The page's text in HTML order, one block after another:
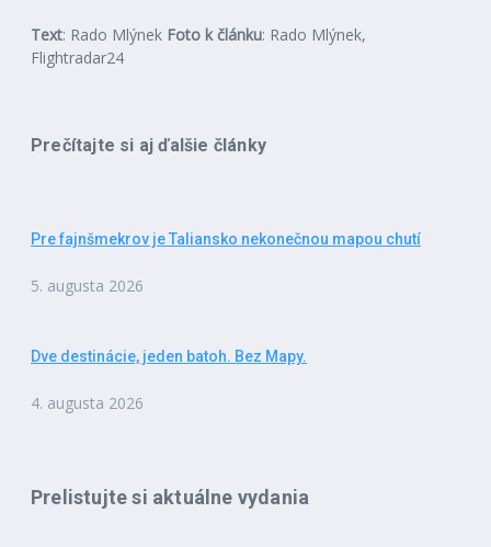
Text: Rado Mlýnek Foto k článku: Rado Mlýnek,
Flightradar24
Prečítajte si aj ďalšie články
Pre fajnšmekrov je Taliansko nekonečnou mapou chutí
5. augusta 2026
Dve destinácie, jeden batoh. Bez Mapy.
4. augusta 2026
Prelistujte si aktuálne vydania